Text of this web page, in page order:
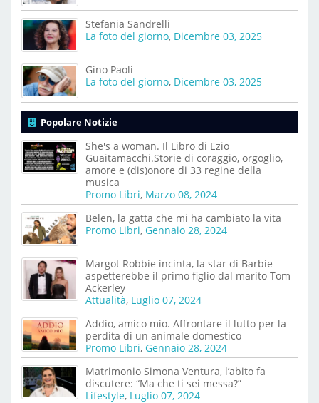
Stefania Sandrelli
La foto del giorno, Dicembre 03, 2025
Gino Paoli
La foto del giorno, Dicembre 03, 2025
Popolare Notizie
She's a woman. Il Libro di Ezio
Guaitamacchi.Storie di coraggio, orgoglio,
amore e (dis)onore di 33 regine della
musica
Promo Libri, Marzo 08, 2024
Belen, la gatta che mi ha cambiato la vita
Promo Libri, Gennaio 28, 2024
Margot Robbie incinta, la star di Barbie
aspetterebbe il primo figlio dal marito Tom
Ackerley
Attualità, Luglio 07, 2024
Addio, amico mio. Affrontare il lutto per la
perdita di un animale domestico
Promo Libri, Gennaio 28, 2024
Matrimonio Simona Ventura, l’abito fa
discutere: “Ma che ti sei messa?”
Lifestyle, Luglio 07, 2024